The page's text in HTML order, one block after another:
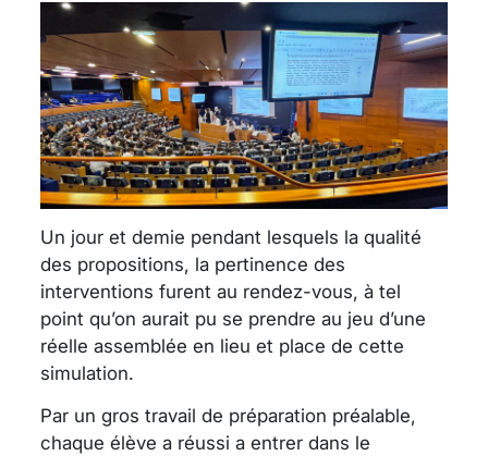
Un jour et demie pendant lesquels la qualité
des propositions, la pertinence des
interventions furent au rendez-vous, à tel
point qu’on aurait pu se prendre au jeu d’une
réelle assemblée en lieu et place de cette
simulation.
Par un gros travail de préparation préalable,
chaque élève a réussi a entrer dans le